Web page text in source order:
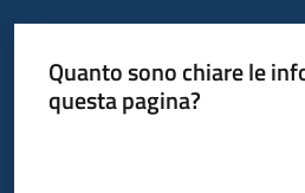
Quanto sono chiare le
questa pagina?